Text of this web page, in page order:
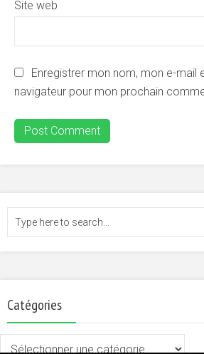
Site web
Enregistrer mon nom, mon e-mail
navigateur pour mon prochain
Catégories